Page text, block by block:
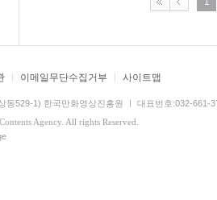
이메일무단수집거부 사이트맵
동529-1) 한국만화영상진흥원 ㅣ 대표번호:032-661-
Agency. All rights Reserved.